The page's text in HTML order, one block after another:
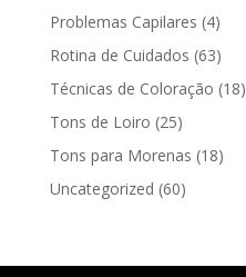
Problemas Capilares (4)
Rotina de Cuidados (63)
Técnicas de Coloração (18)
Tons de Loiro (25)
Tons para Morenas (18)
Uncategorized (60)